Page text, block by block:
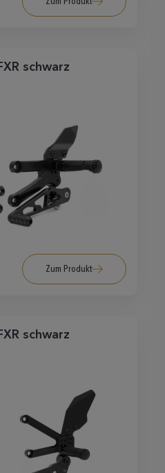
schwarz
Zum Produkt
schwarz